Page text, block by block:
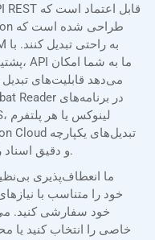
می‌دهد قابلیت‌های تبدیل
و دقیق اسناد را در هر زمان و هر مکان تضمین می‌کند.
خود سفارشی کنید.
خاصی را انتخاب کنید